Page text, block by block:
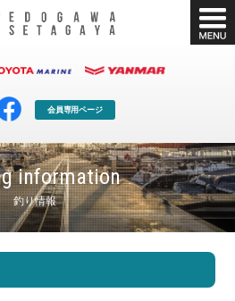
会員専用ページ
information
釣り情報
ボート販売